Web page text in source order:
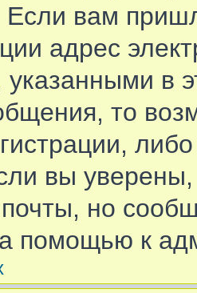
Если вам
адрес
указанными в
то
вы
но
помощью к